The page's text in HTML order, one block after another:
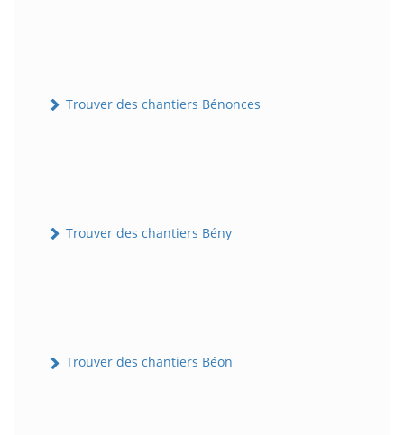
Trouver des chantiers Bénonces
Trouver des chantiers Bény
Trouver des chantiers Béon